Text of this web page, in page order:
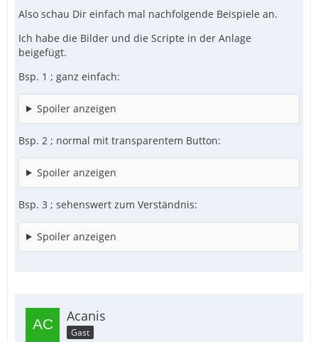
Also schau Dir einfach mal nachfolgende Beispiele an.
Ich habe die Bilder und die Scripte in der Anlage
beigefügt.
Bsp. 1 ; ganz einfach:
Spoiler anzeigen
Bsp. 2 ; normal mit transparentem Button:
Spoiler anzeigen
Bsp. 3 ; sehenswert zum Verständnis:
Spoiler anzeigen
Acanis
Gast